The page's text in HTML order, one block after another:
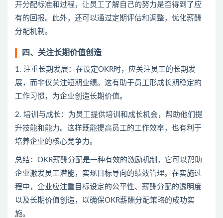
开分配标准和过程，让员工了解自己的努力是否得到了应
有的回报。此外，还可以通过定期评估和调整，优化薪酬
分配机制。
四、关注长期价值创造
1. 注重长期发展：在设定OKR时，应关注员工的长期发
展，而非仅关注短期业绩。这有助于员工形成长期稳定的
工作习惯，为企业创造长期价值。
2. 培训与成长：为员工提供培训和成长机会，帮助他们提
升技能和能力。这样既能提高员工的工作效率，也有利于
培养企业的核心竞争力。
总结：OKR薪酬分配是一种有效的激励机制，它可以帮助
企业激发员工潜能，实现目标导向的绩效管理。在实施过
程中，企业应注重目标设定的公平性、薪酬分配的透明度
以及长期价值创造，以确保OKR薪酬分配策略的成功实
施。